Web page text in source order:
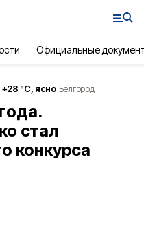
Официальные
+28 °С, ясно Белгород
стал
конкурса